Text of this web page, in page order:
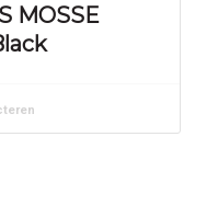
MOSSE